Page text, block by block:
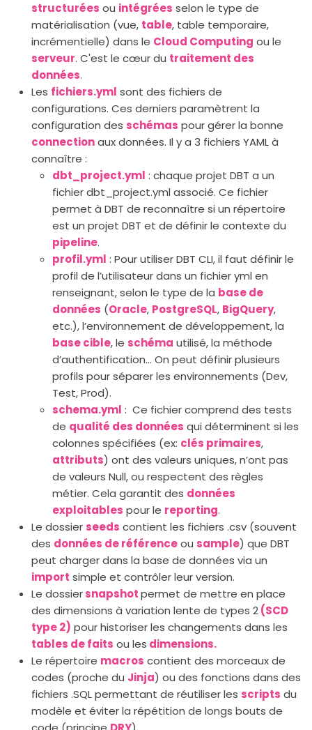
structurées ou intégrées selon le type de
matérialisation (vue, table, table temporaire,
incrémentielle) dans le Cloud Computing ou le
serveur. C'est le cœur du traitement des
données.
Les fichiers.yml sont des fichiers de
configurations. Ces derniers paramètrent la
configuration des schémas pour gérer la bonne
connectionaux données. Il y a 3 fichiers YAML à
connaître :
dbt_project.yml : chaque projet DBT a un
fichier dbt_project.yml associé. Ce fichier
permet à DBT de reconnaître si un répertoire
est un projet DBT et de définir le contexte du
pipeline.
profil.yml : Pour utiliser DBT CLI, il faut définir le
profil de l’utilisateur dans un fichier yml en
renseignant, selon le type de la base de
données (Oracle, PostgreSQL, BigQuery,
etc.), l’environnement de développement, la
base cible, le schéma utilisé, la méthode
d’authentification... On peut définir plusieurs
profils pour séparer les environnements (Dev,
Test, Prod).
schema.yml : Ce fichier comprend des tests
de qualité des données qui déterminent si les
colonnes spécifiées (ex: clés primaires,
attributs) ont des valeurs uniques, n’ont pas
de valeurs Null, ou respectent des règles
métier. Cela garantit des données
exploitables pour le reporting.
Le dossier seeds contient les fichiers .csv (souvent
des données de référenceou sample) que DBT
peut charger dans la base de données via un
import simple et contrôler leur version.
Le dossiersnapshotpermet de mettre en place
des dimensions à variation lente de types 2(SCD
type 2) pour historiser les changements dans les
tables de faits ou les dimensions.
Le répertoire macros contient des morceaux de
codes (proche du Jinja) ou des fonctions dans des
fichiers .SQL permettant de réutiliser les scripts du
modèle et éviter la répétition de longs bouts de